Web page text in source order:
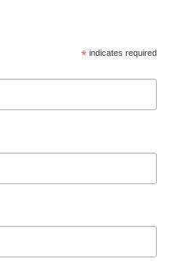
* indicates required